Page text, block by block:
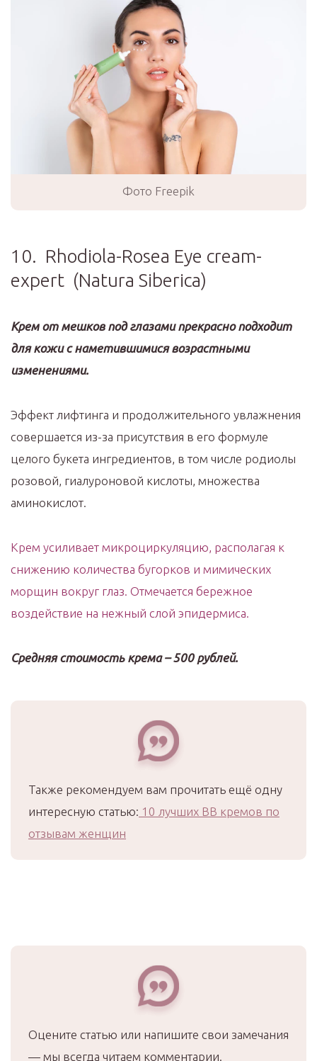
Фото Freepik
10. Rhodiola-Rosea Eye cream-
expert (Natura Siberica)
Крем от мешков под глазами прекрасно подходит
для кожи с наметившимися возрастными
изменениями.
Эффект лифтинга и продолжительного увлажнения
совершается из-за присутствия в его формуле
целого букета ингредиентов, в том числе родиолы
розовой, гиалуроновой кислоты, множества
аминокислот.
Крем усиливает микроциркуляцию, располагая к
снижению количества бугорков и мимических
морщин вокруг глаз. Отмечается бережное
воздействие на нежный слой эпидермиса.
Средняя стоимость крема – 500 рублей.
Также рекомендуем вам прочитать ещё одну
интересную статью: 10 лучших ВВ кремов по
отзывам женщин
Оцените статью или напишите свои замечания
— мы всегда читаем комментарии.